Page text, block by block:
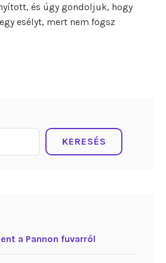
és úgy gondoljuk, hogy
esélyt, mert nem fogsz
KERESÉS
a Pannon fuvarról